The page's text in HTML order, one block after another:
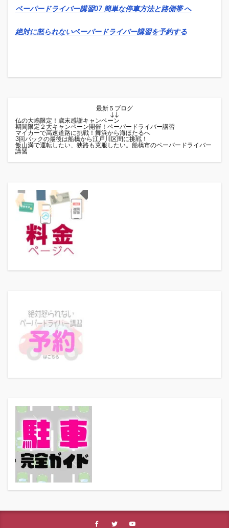
ペーパードライバー講習07 簡単な停車方法と路側帯 へ
絶対に怒られないペーパードライバー講習を予約する
最新５ブログ
↓↓
仏の大嶋限定！歳末感謝キャンペーン
期間限定２大キャンペーン開催！ペーパードライバー講習
マイカーで高速道路に挑戦！舞浜から海ほたるへ
3回パックの最後は船橋から江戸川区間に挑戦！
飯山満で運転したい、狭路も克服したい。船橋市のペーパードライバー
講習